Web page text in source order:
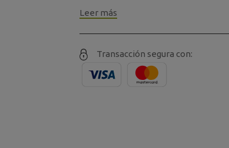
Leer más
Transacción segura con: